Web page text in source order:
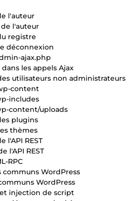
l'auteur
l'auteur
registre
déconnexion
ajax.php
les appels Ajax
utilisateurs non administrateurs
content
includes
content/uploads
plugins
thèmes
l'API REST
l'API REST
RPC
communs WordPress
WordPress
injection de script